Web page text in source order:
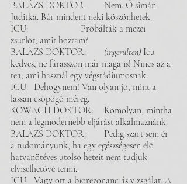
BALÁZS DOKTOR: 	Nem. Ő simán
ICU: 			Próbálták a mezei
zsurlót, amit hoztam?
(ingerülten) Icu
kedves, ne fárasszon már maga is! Nincs az a
tea, ami használ egy végstádiumosnak.
ICU: 	Dehogynem! Van olyan jó, mint a
lassan csöpögő méreg.
KOWACH DOKTOR:	Komolyan, mintha
nem a legmodernebb eljárást alkalmaznánk.
BALÁZS DOKTOR: 	Pedig szart sem ér
a tudományunk, ha egy egészségesen élő
hatvanötéves utolsó heteit nem tudjuk
elviselhetővé tenni.
ICU: 	Vagy ott a biorezonanciás vizsgálat. A